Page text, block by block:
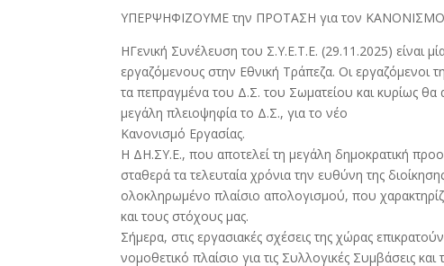
ΥΠΕΡΨΗΦΙΖΟΥΜΕ την ΠΡΟΤΑΣΗ για τον ΚΑΝΟΝΙΣΜΟ
ΗΓενική Συνέλευση του Σ.Υ.Ε.Τ.Ε. (29.11.2025) είναι
εργαζόμενους στην Εθνική Τράπεζα. Οι εργαζόμενοι
τα πεπραγμένα του Δ.Σ. του Σωματείου και κυρίως
μεγάλη πλειοψηφία το Δ.Σ., για το νέο
Κανονισμό Εργασίας.
Η ΔΗ.ΣΥ.Ε., που αποτελεί τη μεγάλη δημοκρατική
σταθερά τα τελευταία χρόνια την ευθύνη της
ολοκληρωμένο πλαίσιο απολογισμού, που
και τους στόχους μας.
Σήμερα, στις εργασιακές σχέσεις της χώρας
νομοθετικό πλαίσιο για τις Συλλογικές Συμβάσεις